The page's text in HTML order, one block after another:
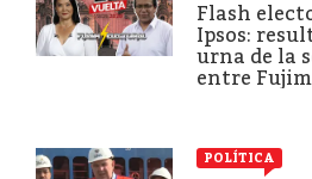
Flash
Ipsos:
urna de la
entre
POLÍTICA